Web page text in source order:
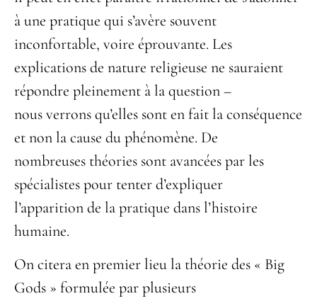
à une pratique qui s’avère souvent
inconfortable, voire éprouvante. Les
explications de nature religieuse ne sauraient
répondre pleinement à la question –
nous verrons qu’elles sont en fait la conséquence
et non la cause du phénomène. De
nombreuses théories sont avancées par les
spécialistes pour tenter d’expliquer
l’apparition de la pratique dans l’histoire
humaine.
On citera en premier lieu la théorie des « Big
Gods » formulée par plusieurs